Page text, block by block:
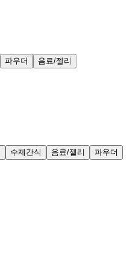
파우더 음료/젤리
수제간식 음료/젤리 파우더